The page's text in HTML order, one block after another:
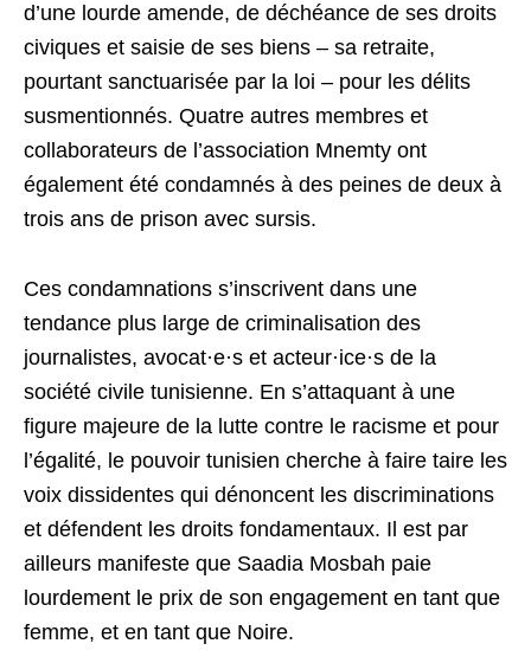
d’une lourde amende, de déchéance de ses droits
civiques et saisie de ses biens – sa retraite,
pourtant sanctuarisée par la loi – pour les délits
susmentionnés. Quatre autres membres et
collaborateurs de l’association Mnemty ont
également été condamnés à des peines de deux à
trois ans de prison avec sursis.
Ces condamnations s’inscrivent dans une
tendance plus large de criminalisation des
journalistes, avocat·e·s et acteur·ice·s de la
société civile tunisienne. En s’attaquant à une
figure majeure de la lutte contre le racisme et pour
l’égalité, le pouvoir tunisien cherche à faire taire les
voix dissidentes qui dénoncent les discriminations
et défendent les droits fondamentaux. Il est par
ailleurs manifeste que Saadia Mosbah paie
lourdement le prix de son engagement en tant que
femme, et en tant que Noire.